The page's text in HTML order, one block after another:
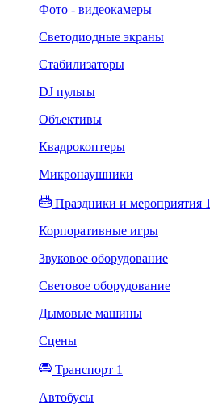
Фото - видеокамеры
Светодиодные экраны
Стабилизаторы
DJ пульты
Объективы
Квадрокоптеры
Микронаушники
Праздники и мероприятия 1
Корпоративные игры
Звуковое оборудование
Световое оборудование
Дымовые машины
Сцены
Транспорт 1
Автобусы